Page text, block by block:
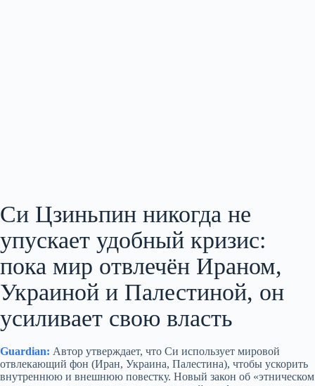
Си Цзиньпин никогда не
упускает удобный кризис:
пока мир отвлечён Ираном,
Украиной и Палестиной, он
усиливает свою власть
Guardian: Автор утверждает, что Си использует мировой
отвлекающий фон (Иран, Украина, Палестина), чтобы ускорить
внутреннюю и внешнюю повестку. Новый закон об «этническом